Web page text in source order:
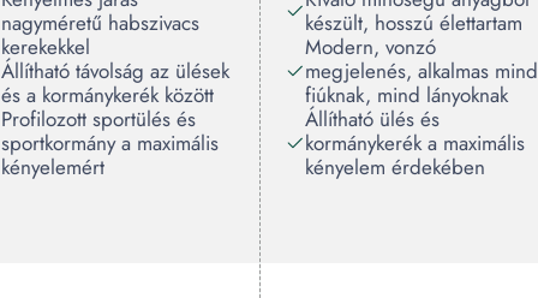
nagyméretű habszivacs
kerekekkel
Állítható távolság az ülések
és a kormánykerék között
Profilozott sportülés és
sportkormány a maximális
kényelemért
készült, hosszú élettartam
Modern, vonzó
megjelenés, alkalmas mind
fiúknak, mind lányoknak
Állítható ülés és
kormánykerék a maximális
kényelem érdekében